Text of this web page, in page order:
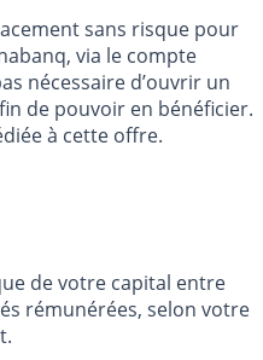
pendant 6 mois
sans risque pour
via le compte
nécessaire d’ouvrir un
de pouvoir en bénéficier.
à cette offre.
de votre capital entre